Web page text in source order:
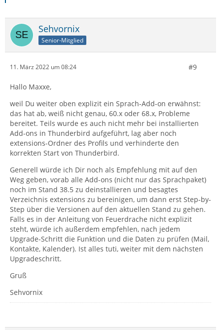
(und das hat auch seine guten Gründe). Wie es bei der
macOS-Version ist, weiß ich nicht. Bei den Windows-
Versionen gibt es sie jedenfalls.
Meine Vermutung:
Vielleicht hast Du, jetzt nicht mehr erinnerlich, diese
(vielleicht zu einem viel zu späten Zeitpunkt) wieder
Ich bin mir auch nicht sicher, ob bei dieser Funktion
überhaupt automatisch auf eine übernächste/
überübernächste/überüberübernächste/... Version
aktualisiert werden kann.
Vielleicht können dazu die Thunderbird-Nutzer, die mit
Windows unterwegs sind, etwas aussagen.
Zitat von Maxxe5
Ich werde erstmal Schritt für Schritt versuchen.
nicht das Leben" im übertragenen Sinne).
Sehvornix
Senior-Mitglied
11. März 2022 um 08:24 #9
Hallo Maxxe,
weil Du weiter oben explizit ein Sprach-Add-on erwähnst:
das hat ab, weiß nicht genau, 60.x oder 68.x, Probleme
bereitet. Teils wurde es auch nicht mehr bei installierten
Add-ons in Thunderbird aufgeführt, lag aber noch
extensions-Ordner des Profils und verhinderte den
korrekten Start von Thunderbird.
Generell würde ich Dir noch als Empfehlung mit auf den
Weg geben, vorab alle Add-ons (nicht nur das Sprachpaket)
noch im Stand 38.5 zu deinstallieren und besagtes
Verzeichnis extensions zu bereinigen, um dann erst Step-by-
Step über die Versionen auf den aktuellen Stand zu gehen.
Falls es in der Anleitung von Feuerdrache nicht explizit
steht, würde ich außerdem empfehlen, nach jedem
Upgrade-Schritt die Funktion und die Daten zu prüfen (Mail,
Kontakte, Kalender). Ist alles tuti, weiter mit dem nächsten
Upgradeschritt.
Gruß
Sehvornix